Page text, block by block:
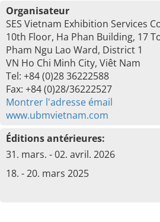
Organisateur
SES Vietnam Exhibition Services
10th Floor, Ha Phan Building, 17
Pham Ngu Lao Ward, District 1
VN Ho Chi Minh City, Viêt Nam
Tel: +84 (0)28 36222588
Fax: +84 (0)28/36222527
Montrer l'adresse émail
www.ubmvietnam.com
Éditions antérieures:
31. mars. - 02. avril. 2026
18. - 20. mars 2025